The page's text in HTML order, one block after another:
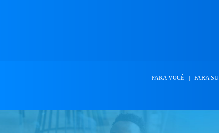
PARA VOCÊ PARA